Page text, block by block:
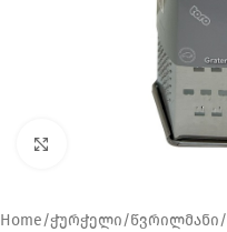
Home/ჭურჭელი/წვრილმანი/